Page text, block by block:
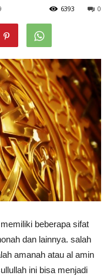
0
6393
beberapa sifat
dan lainnya. salah
amanah atau al amin
ini bisa menjadi